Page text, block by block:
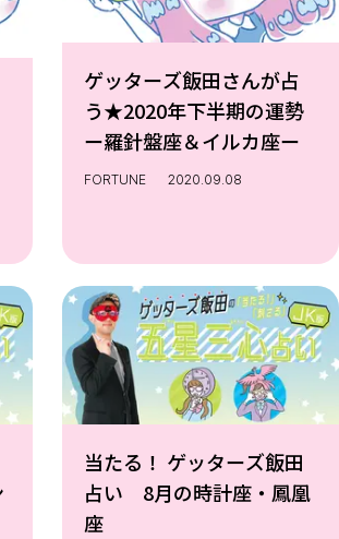
ゲッターズ飯田さんが占
う★2020年下半期の運勢
ー羅針盤座＆イルカ座ー
FORTUNE 2020.09.08
当たる！ ゲッターズ飯田
占い 8月の時計座・鳳凰
座